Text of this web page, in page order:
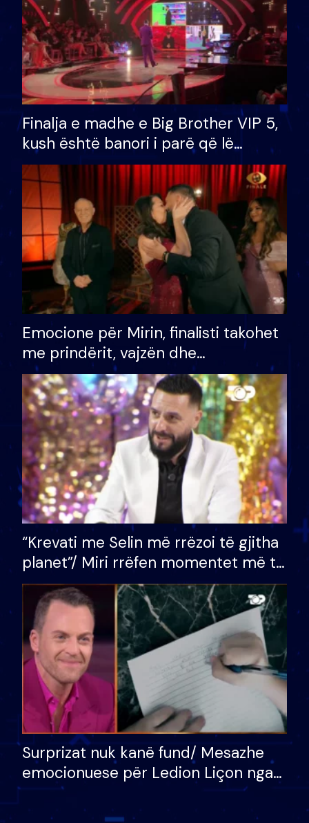
Finalja e madhe e Big Brother VIP 5,
kush është banori i parë që lë
shtëpinë dhe humb mundësinë për
të fituar çmimin e madh
Emocione për Mirin, finalisti takohet
me prindërit, vajzën dhe
bashkëshorten: S’kemi ndonjë letër
divorci apo jo?
“Krevati me Selin më rrëzoi të gjitha
planet”/ Miri rrëfen momentet më të
bukura në shtëpinë e BB VIP: Do më
mungojë zilja e mëngjesit kur…
Surprizat nuk kanë fund/ Mesazhe
emocionuese për Ledion Liçon nga
nëna dhe fëmijët e tij, moderatori
nuk i mban dot lotët: Nuk meritoj…